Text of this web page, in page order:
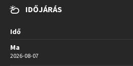
IDŐJÁRÁS
Idő
Ma
2026-08-07